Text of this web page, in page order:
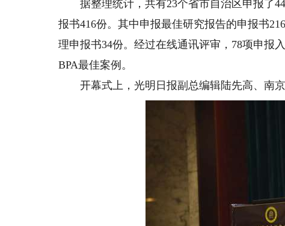
据整理统计，共有23个省市自治区申报了
报书416份。其中申报最佳研究报告的申报书
理申报书34份。经过在线通讯评审，78项申报
BPA最佳案例。
开幕式上，光明日报副总编辑陆先高、南京